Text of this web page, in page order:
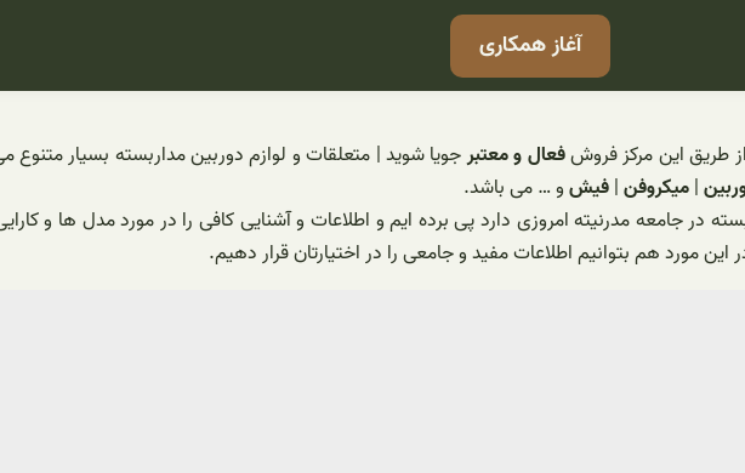
آغاز همکاری
طریق این مرکز فروشفعال و معتبرجویا شوید | متعلقات و لوازم دوربین مداربسته بسیار
|میکروفن|فیشو … می باشد.
در جامعه مدرنیته امروزی دارد پی برده ایم و اطلاعات و آشنایی کافی را در مورد مدل ها و
مورد هم بتوانیم اطلاعات مفید و جامعی را در اختیارتان قرار دهیم.